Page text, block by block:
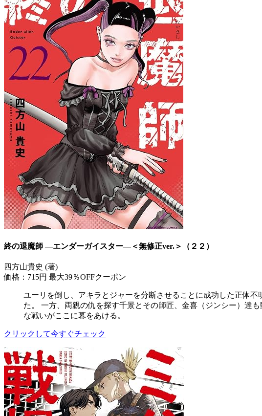
終の退魔師 ―エンダーガイスター―＜無修正ver.＞（２２）
四方山貴史 (著)
価格：715円 最大39％OFFクーポン
ユーリを倒し、アキラとジャーを分断させることに成功した正体
た。 一方、両親の仇を探す千景とその師匠、金喜（ジンシー）達
な戦いがここに幕をあける。
クリックして今すぐチェック